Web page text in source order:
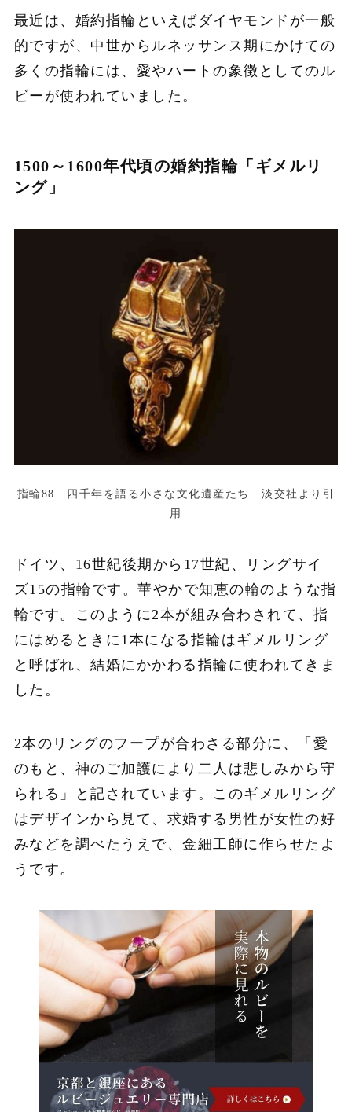
最近は、婚約指輪といえばダイヤモンドが一般
的ですが、中世からルネッサンス期にかけての
多くの指輪には、愛やハートの象徴としてのル
ビーが使われていました。
1500～1600年代頃の婚約指輪「ギメルリ
ング」
指輪88 四千年を語る小さな文化遺産たち 淡交社より引
用
ドイツ、16世紀後期から17世紀、リングサイ
ズ15の指輪です。華やかで知恵の輪のような指
輪です。このように2本が組み合わされて、指
にはめるときに1本になる指輪はギメルリング
と呼ばれ、結婚にかかわる指輪に使われてきま
した。
2本のリングのフープが合わさる部分に、「愛
のもと、神のご加護により二人は悲しみから守
られる」と記されています。このギメルリング
はデザインから見て、求婚する男性が女性の好
みなどを調べたうえで、金細工師に作らせたよ
うです。